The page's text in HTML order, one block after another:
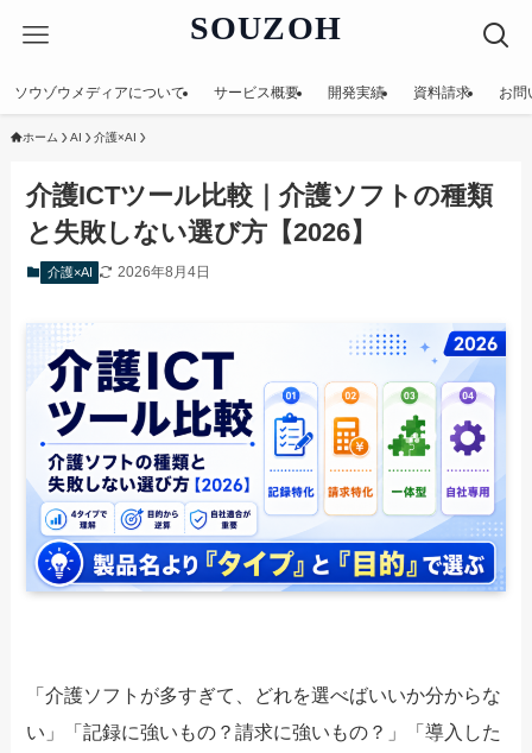
SOUZOH
ソウゾウメディアについて サービス概要 開発実績 資料請求 お問
ホーム AI 介護×AI
介護ICTツール比較｜介護ソフトの種類
と失敗しない選び方【2026】
介護×AI 2026年8月4日
「介護ソフトが多すぎて、どれを選べばいいか分からな
い」「記録に強いもの？請求に強いもの？」「導入した